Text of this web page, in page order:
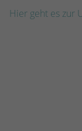
Hier geht es zur
Anbieter
Laufzeit